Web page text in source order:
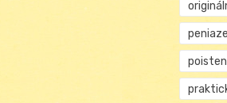
peniaze